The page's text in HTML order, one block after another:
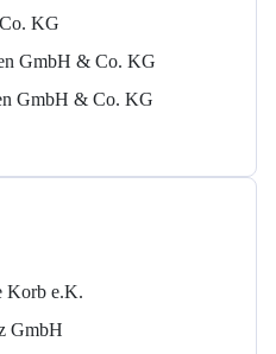
KG
GmbH & Co. KG
GmbH & Co. KG
Korb e.K.
GmbH